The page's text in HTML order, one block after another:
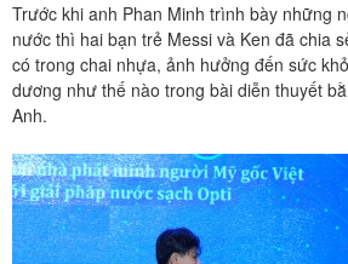
Trước khi anh Phan Minh trình bày những
nước thì hai bạn trẻ Messi và Ken đã chia
có trong chai nhựa, ảnh hưởng đến sức
dương như thế nào trong bài diễn thuyết
Anh.